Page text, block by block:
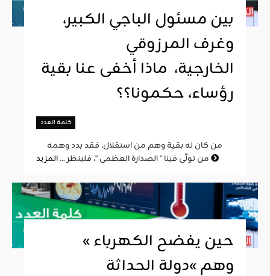
بين مسئول الباجي الكبير،
وغرف المرزوقي
الخارجية، ماذا أخفى عنا بقية
رؤساء، حكمونا؟؟
كلمة العدد
من تولّى فينا " الصدارة العظمى "، فلينظر ...
« حين يفضح الكهرباء
وهم »دولة الحداثة